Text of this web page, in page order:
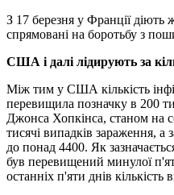
З 17 березня у Франції діють
спрямовані на боротьбу з
США і далі лідирують за
Між тим у США кількість
перевищила позначку в 200
Джонса Хопкінса, станом на
тисячі випадків зараження, а
до понад 4400. Як
був перевищений минулої
останніх п'яти днів кількість